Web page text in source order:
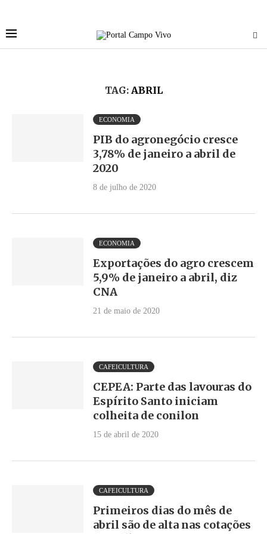
TAG: ABRIL
ECONOMIA
PIB do agronegócio cresce
3,78% de janeiro a abril de
2020
8 de julho de 2020
ECONOMIA
Exportações do agro crescem
5,9% de janeiro a abril, diz
CNA
21 de maio de 2020
CAFEICULTURA
CEPEA: Parte das lavouras do
Espírito Santo iniciam
colheita de conilon
15 de abril de 2020
CAFEICULTURA
Primeiros dias do mês de
abril são de alta nas cotações